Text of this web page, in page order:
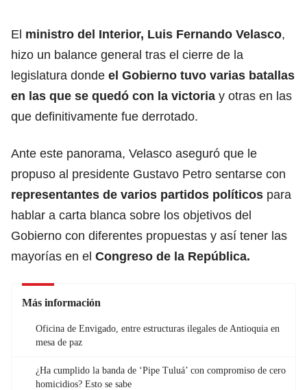
El ministro del Interior, Luis Fernando Velasco,
hizo un balance general tras el cierre de la
legislatura donde el Gobierno tuvo varias batallas
en las que se quedó con la victoria y otras en las
que definitivamente fue derrotado.
Ante este panorama, Velasco aseguró que le
propuso al presidente Gustavo Petro sentarse con
representantes de varios partidos políticos para
hablar a carta blanca sobre los objetivos del
Gobierno con diferentes propuestas y así tener las
mayorías en el Congreso de la República.
Más información
Oficina de Envigado, entre estructuras ilegales de Antioquia en
mesa de paz
¿Ha cumplido la banda de ‘Pipe Tuluá’ con compromiso de cero
homicidios? Esto se sabe